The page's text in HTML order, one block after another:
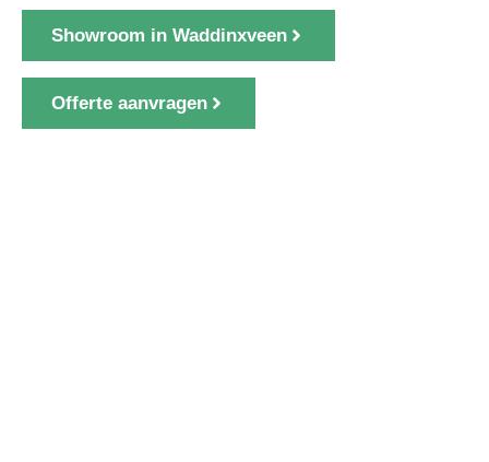
Showroom in Waddinxveen
Offerte aanvragen